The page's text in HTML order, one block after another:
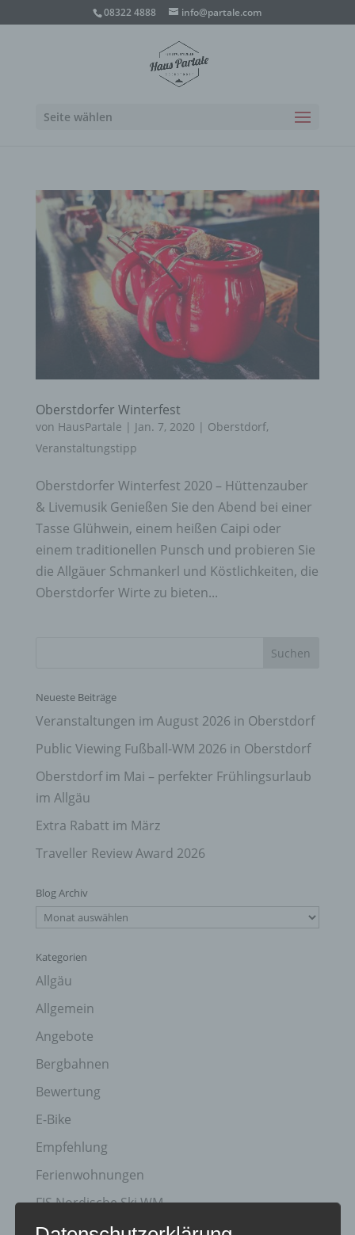
08322 4888 info@partale.com
Seite wählen
Oberstdorfer Winterfest
von HausPartale | Jan. 7, 2020 | Oberstdorf,
Veranstaltungstipp
Oberstdorfer Winterfest 2020 – Hüttenzauber
& Livemusik Genießen Sie den Abend bei einer
Tasse Glühwein, einem heißen Caipi oder
einem traditionellen Punsch und probieren Sie
die Allgäuer Schmankerl und Köstlichkeiten, die
Oberstdorfer Wirte zu bieten...
Neueste Beiträge
Veranstaltungen im August 2026 in Oberstdorf
Public Viewing Fußball-WM 2026 in Oberstdorf
Oberstdorf im Mai – perfekter Frühlingsurlaub
im Allgäu
Extra Rabatt im März
Traveller Review Award 2026
Blog Archiv
Blog
Kategorien
Allgäu
Allgemein
Angebote
Bergbahnen
Bewertung
E-Bike
Empfehlung
Ferienwohnungen
FIS Nordische Ski WM
Gäste